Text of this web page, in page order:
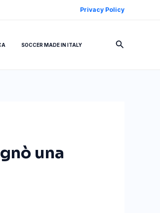
Privacy Policy
SOCCER MADE IN ITALY Cerca
una